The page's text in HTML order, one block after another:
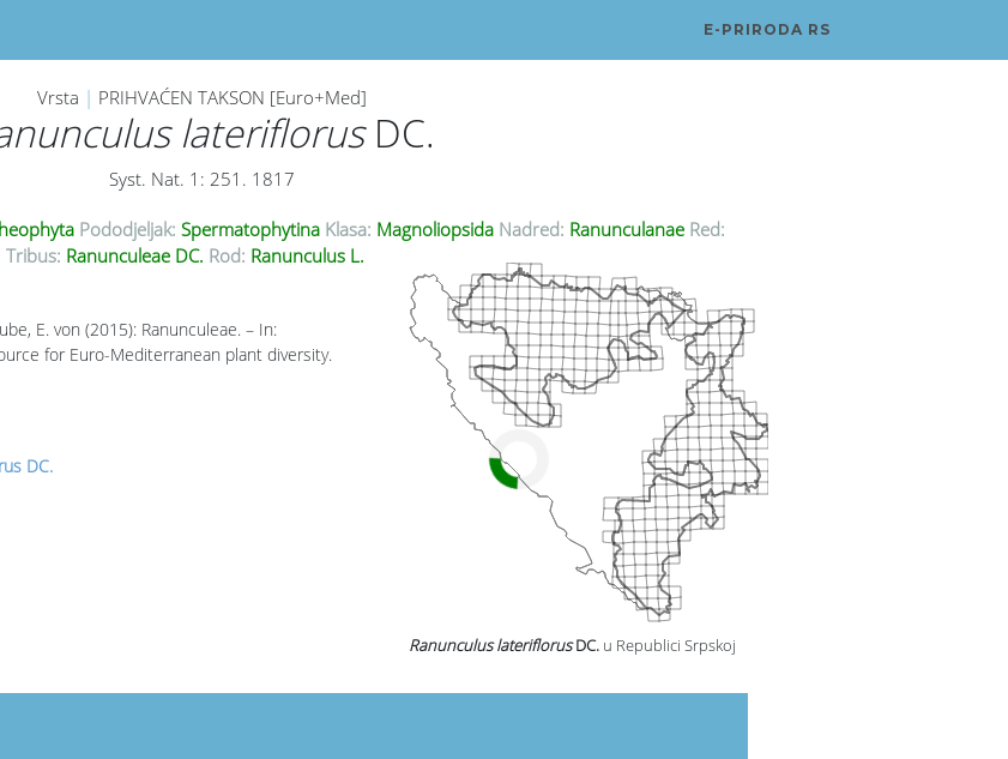
E-PRIRODA RS
Vrsta | PRIHVAĆEN TAKSON [Euro+Med]
lateriflorusDC.
Syst. Nat. 1: 251. 1817
Pododjeljak: Spermatophytina Klasa: Magnoliopsida Nadred: Ranunculanae Red:
Tribus: Ranunculeae DC. Rod: Ranunculus L.
E. von (2015): Ranunculeae. – In:
for Euro-Mediterranean plant diversity.
DC.
Ranunculus lateriflorusDC. u Republici Srpskoj